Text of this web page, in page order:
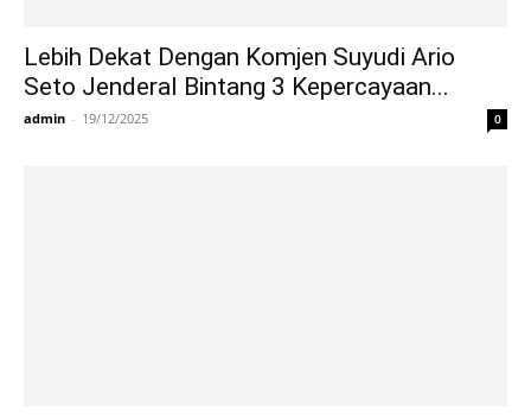
Lebih Dekat Dengan Komjen Suyudi Ario
Seto Jenderal Bintang 3 Kepercayaan...
admin - 19/12/2025 0